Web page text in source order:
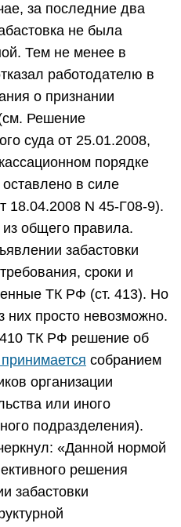
за последние два
не была
Тем не менее в
работодателю в
о признании
Решение
суда от 25.01.2008,
порядке
в силе
N 45-Г08-9).
общего правила.
забастовки
сроки и
ТК РФ (ст. 413). Но
них просто невозможно.
ТК РФ решение об
собранием
организации
или иного
подразделения).
«Данной нормой
решения
забастовки